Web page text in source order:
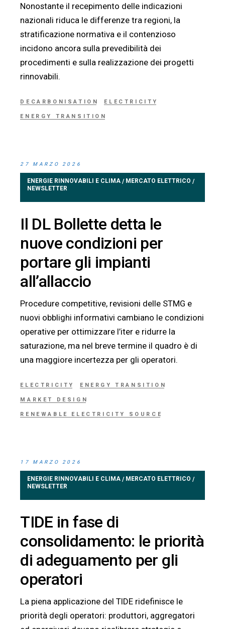
Nonostante il recepimento delle indicazioni
nazionali riduca le differenze tra regioni, la
stratificazione normativa e il contenzioso
incidono ancora sulla prevedibilità dei
procedimenti e sulla realizzazione dei progetti
rinnovabili.
DECARBONISATION ELECTRICITY
ENERGY TRANSITION
27 MARZO 2026
ENERGIE RINNOVABILI E CLIMA / MERCATO ELETTRICO /
NEWSLETTER
Il DL Bollette detta le
nuove condizioni per
portare gli impianti
all’allaccio
Procedure competitive, revisioni delle STMG e
nuovi obblighi informativi cambiano le condizioni
operative per ottimizzare l’iter e ridurre la
saturazione, ma nel breve termine il quadro è di
una maggiore incertezza per gli operatori.
ELECTRICITY ENERGY TRANSITION
MARKET DESIGN
RENEWABLE ELECTRICITY SOURCE
17 MARZO 2026
ENERGIE RINNOVABILI E CLIMA / MERCATO ELETTRICO /
NEWSLETTER
TIDE in fase di
consolidamento: le priorità
di adeguamento per gli
operatori
La piena applicazione del TIDE ridefinisce le
priorità degli operatori: produttori, aggregatori